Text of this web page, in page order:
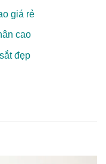
giá rẻ
cao
đẹp